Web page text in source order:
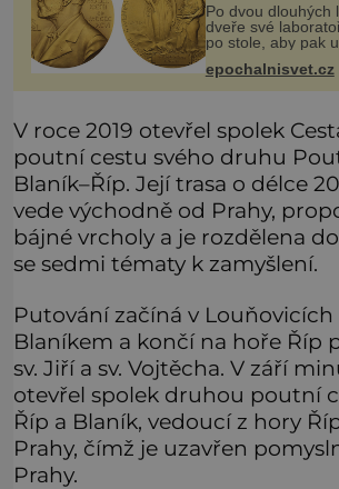
Po dvou dlouhých
dveře své
po stole, aby pak
kde se nachází
Hledá žluto-
jakmile ji
epochalnisvet.cz
V roce 2019 otevřel spolek
poutní cestu svého druhu
Blaník–Říp. Její trasa o délce
vede východně od Prahy,
bájné vrcholy a je rozdělena
se sedmi tématy k zamyšlení.
Putování začíná v Louňovicích
Blaníkem a končí na hoře Říp
sv. Jiří a sv. Vojtěcha. V září
otevřel spolek druhou poutní
Říp a Blaník, vedoucí z hory
Prahy, čímž je uzavřen
Prahy.